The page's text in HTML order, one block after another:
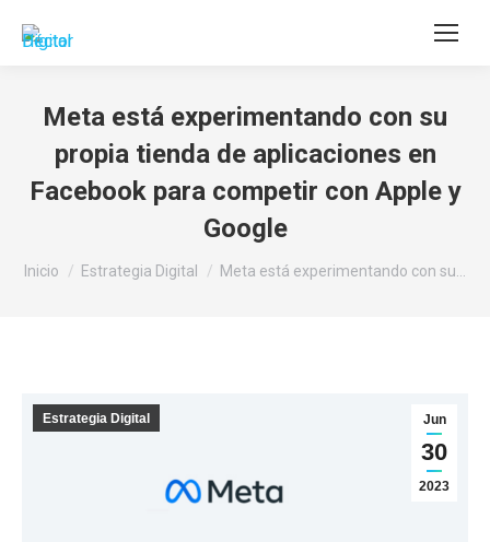
Buscar:
Meta está experimentando con su
propia tienda de aplicaciones en
Facebook para competir con Apple y
Google
Estás aquí:
Inicio Estrategia Digital Meta está experimentando con su…
Jun
30
2023
Estrategia Digital